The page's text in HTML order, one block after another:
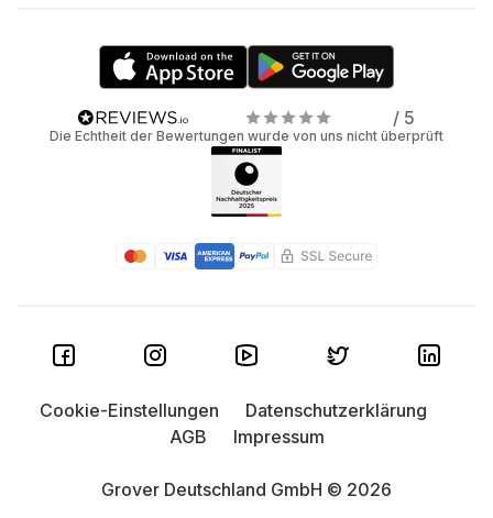
/ 5
Die Echtheit der Bewertungen wurde von uns nicht überprüft
Grover Deutschland GmbH © 2026
Cookie-Einstellungen
Datenschutzerklärung
AGB
Impressum